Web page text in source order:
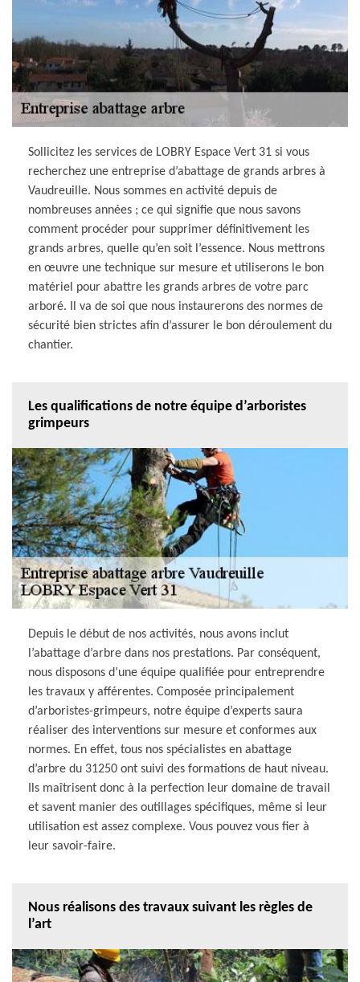
Sollicitez les services de LOBRY Espace Vert 31 si vous
recherchez une entreprise d’abattage de grands arbres à
Vaudreuille. Nous sommes en activité depuis de
nombreuses années ; ce qui signifie que nous savons
comment procéder pour supprimer définitivement les
grands arbres, quelle qu’en soit l’essence. Nous mettrons
en œuvre une technique sur mesure et utiliserons le bon
matériel pour abattre les grands arbres de votre parc
arboré. Il va de soi que nous instaurerons des normes de
sécurité bien strictes afin d’assurer le bon déroulement du
chantier.
Les qualifications de notre équipe d’arboristes
grimpeurs
Depuis le début de nos activités, nous avons inclut
l’abattage d’arbre dans nos prestations. Par conséquent,
nous disposons d’une équipe qualifiée pour entreprendre
les travaux y afférentes. Composée principalement
d’arboristes-grimpeurs, notre équipe d’experts saura
réaliser des interventions sur mesure et conformes aux
normes. En effet, tous nos spécialistes en abattage
d’arbre du 31250 ont suivi des formations de haut niveau.
Ils maîtrisent donc à la perfection leur domaine de travail
et savent manier des outillages spécifiques, même si leur
utilisation est assez complexe. Vous pouvez vous fier à
leur savoir-faire.
Nous réalisons des travaux suivant les règles de
l’art